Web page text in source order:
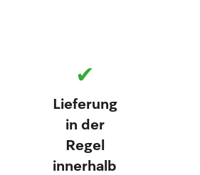
✔
Lieferung
in der
Regel
innerhalb